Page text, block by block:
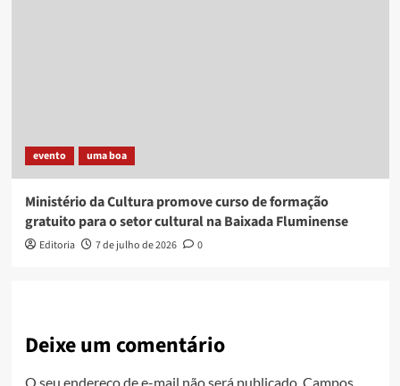
evento uma boa
Ministério da Cultura promove curso de formação
gratuito para o setor cultural na Baixada Fluminense
Editoria 7 de julho de 2026 0
Deixe um comentário
O seu endereço de e-mail não será publicado. Campos